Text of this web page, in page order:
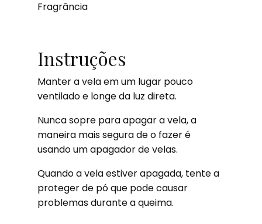
Fragrância
Instruções
Manter a vela em um lugar pouco
ventilado e longe da luz direta.
Nunca sopre para apagar a vela, a
maneira mais segura de o fazer é
usando um apagador de velas.
Quando a vela estiver apagada, tente a
proteger de pó que pode causar
problemas durante a queima.